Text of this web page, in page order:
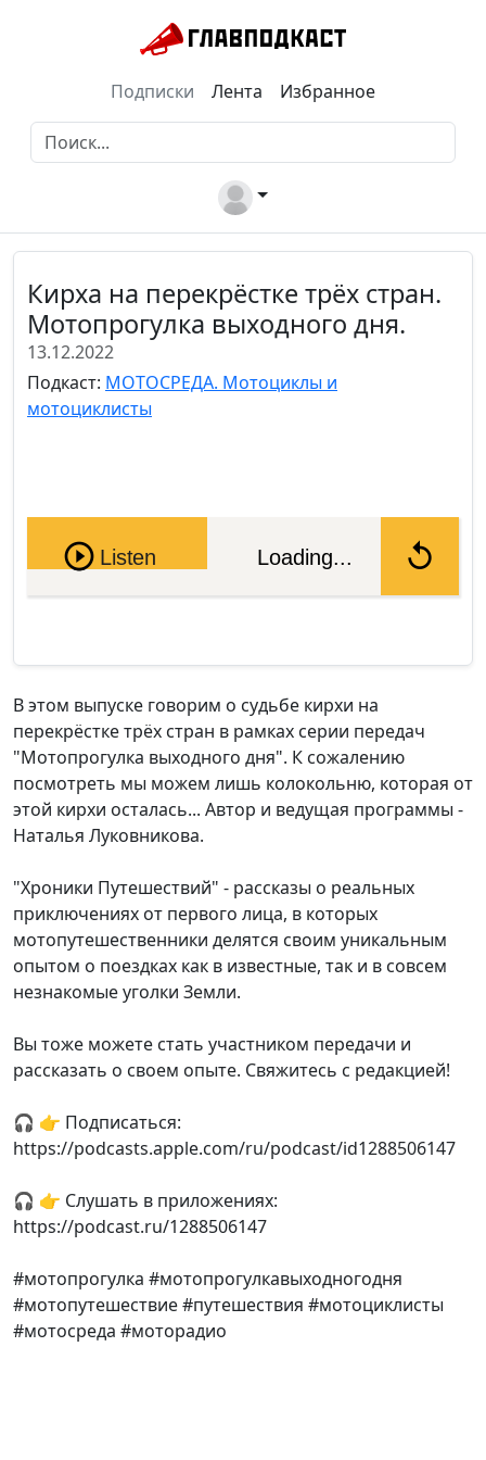
Подписки Лента Избранное
Кирха на перекрёстке трёх стран.
Мотопрогулка выходного дня.
13.12.2022
Подкаст: МОТОСРЕДА. Мотоциклы и
мотоциклисты
Pause
Listen Loading...
В этом выпуске говорим о судьбе кирхи на
перекрёстке трёх стран в рамках серии передач
"Мотопрогулка выходного дня". К сожалению
посмотреть мы можем лишь колокольню, которая от
этой кирхи осталась... Автор и ведущая программы -
Наталья Луковникова.
"Хроники Путешествий" - рассказы о реальных
приключениях от первого лица, в которых
мотопутешественники делятся своим уникальным
опытом о поездках как в известные, так и в совсем
незнакомые уголки Земли.
Вы тоже можете стать участником передачи и
рассказать о своем опыте. Свяжитесь с редакцией!
🎧 👉 Подписаться:
https://podcasts.apple.com/ru/podcast/id1288506147
🎧 👉 Слушать в приложениях:
https://podcast.ru/1288506147
#мотопрогулка #мотопрогулкавыходногодня
#мотопутешествие #путешествия #мотоциклисты
#мотосреда #моторадио